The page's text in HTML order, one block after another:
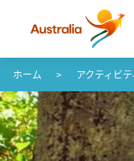
コンテンツへスキップ
フッターナビゲーショ
ホーム アクティビテ